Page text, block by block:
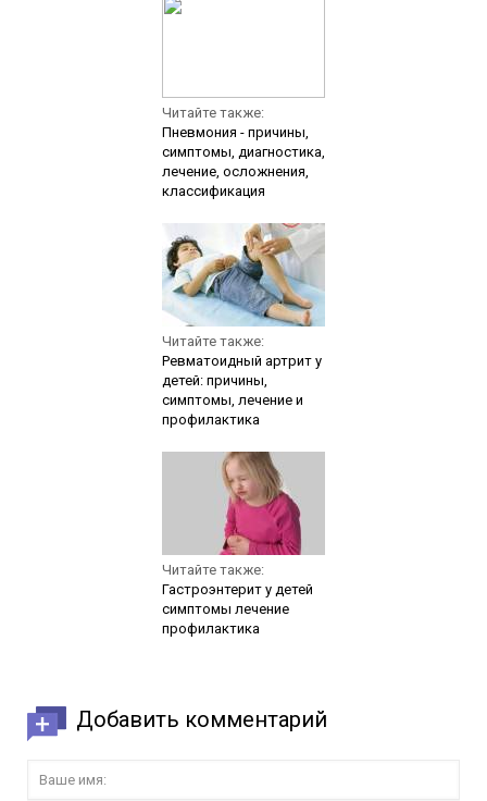
Читайте также:
Пневмония - причины,
симптомы, диагностика,
лечение, осложнения,
классификация
Читайте также:
Ревматоидный артрит у
детей: причины,
симптомы, лечение и
профилактика
Читайте также:
Гастроэнтерит у детей
симптомы лечение
профилактика
Добавить комментарий